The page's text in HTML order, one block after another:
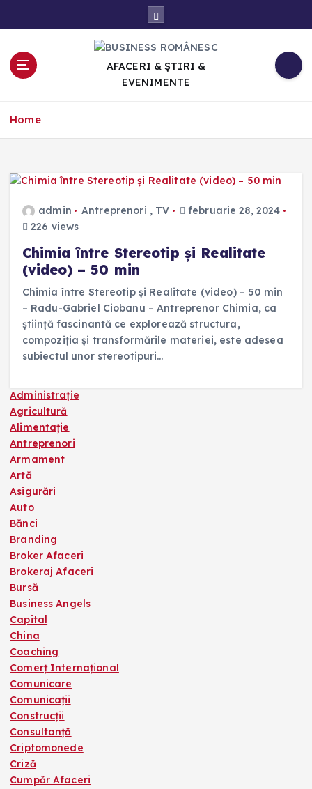
n
AFACERI & ȘTIRI &
EVENIMENTE
Home
admin Antreprenori , TV
februarie 28, 2024
226 views
Chimia între Stereotip și Realitate
(video) – 50 min
Chimia între Stereotip și Realitate (video) – 50 min
– Radu-Gabriel Ciobanu – Antreprenor Chimia, ca
știință fascinantă ce explorează structura,
compoziția și transformările materiei, este adesea
subiectul unor stereotipuri…
Administrație
Agricultură
Alimentație
Antreprenori
Armament
Artă
Asigurări
Auto
Bănci
Branding
Broker Afaceri
Brokeraj Afaceri
Bursă
Business Angels
Capital
China
Coaching
Comerț Internațional
Comunicare
Comunicații
Construcții
Consultanță
Criptomonede
Criză
Cumpăr Afaceri